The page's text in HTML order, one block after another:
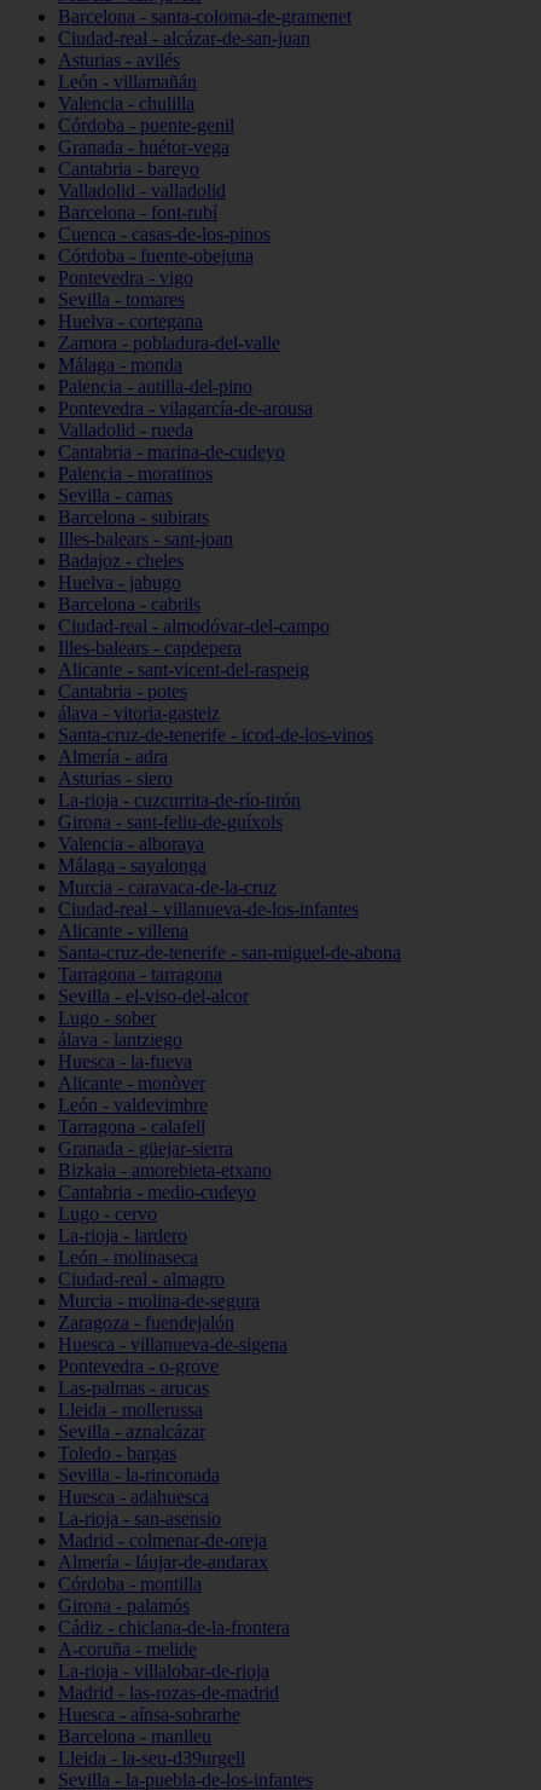
Barcelona - santa-coloma-de-gramenet
Ciudad-real - alcázar-de-san-juan
Asturias - avilés
León - villamañán
Valencia - chulilla
Córdoba - puente-genil
Granada - huétor-vega
Cantabria - bareyo
Valladolid - valladolid
Barcelona - font-rubí
Cuenca - casas-de-los-pinos
Córdoba - fuente-obejuna
Pontevedra - vigo
Sevilla - tomares
Huelva - cortegana
Zamora - pobladura-del-valle
Málaga - monda
Palencia - autilla-del-pino
Pontevedra - vilagarcía-de-arousa
Valladolid - rueda
Cantabria - marina-de-cudeyo
Palencia - moratinos
Sevilla - camas
Barcelona - subirats
Illes-balears - sant-joan
Badajoz - cheles
Huelva - jabugo
Barcelona - cabrils
Ciudad-real - almodóvar-del-campo
Illes-balears - capdepera
Alicante - sant-vicent-del-raspeig
Cantabria - potes
álava - vitoria-gasteiz
Santa-cruz-de-tenerife - icod-de-los-vinos
Almería - adra
Asturias - siero
La-rioja - cuzcurrita-de-río-tirón
Girona - sant-feliu-de-guíxols
Valencia - alboraya
Málaga - sayalonga
Murcia - caravaca-de-la-cruz
Ciudad-real - villanueva-de-los-infantes
Alicante - villena
Santa-cruz-de-tenerife - san-miguel-de-abona
Tarragona - tarragona
Sevilla - el-viso-del-alcor
Lugo - sober
álava - lantziego
Huesca - la-fueva
Alicante - monòver
León - valdevimbre
Tarragona - calafell
Granada - güejar-sierra
Bizkaia - amorebieta-etxano
Cantabria - medio-cudeyo
Lugo - cervo
La-rioja - lardero
León - molinaseca
Ciudad-real - almagro
Murcia - molina-de-segura
Zaragoza - fuendejalón
Huesca - villanueva-de-sigena
Pontevedra - o-grove
Las-palmas - arucas
Lleida - mollerussa
Sevilla - aznalcázar
Toledo - bargas
Sevilla - la-rinconada
Huesca - adahuesca
La-rioja - san-asensio
Madrid - colmenar-de-oreja
Almería - láujar-de-andarax
Córdoba - montilla
Girona - palamós
Cádiz - chiclana-de-la-frontera
A-coruña - melide
La-rioja - villalobar-de-rioja
Madrid - las-rozas-de-madrid
Huesca - aínsa-sobrarbe
Barcelona - manlleu
Lleida - la-seu-d39urgell
Sevilla - la-puebla-de-los-infantes